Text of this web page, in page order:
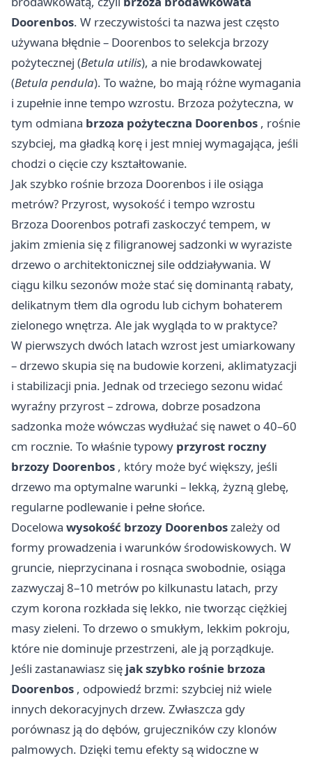
Doorenbos. W rzeczywistości ta nazwa jest często
używana błędnie – Doorenbos to selekcja brzozy
pożytecznej (Betula utilis), a nie brodawkowatej
(Betula pendula). To ważne, bo mają różne wymagania
i zupełnie inne tempo wzrostu. Brzoza pożyteczna, w
tym odmiana brzoza pożyteczna Doorenbos , rośnie
szybciej, ma gładką korę i jest mniej wymagająca, jeśli
chodzi o cięcie czy kształtowanie.
Jak szybko rośnie brzoza Doorenbos i ile osiąga
metrów? Przyrost, wysokość i tempo wzrostu
Brzoza Doorenbos potrafi zaskoczyć tempem, w
jakim zmienia się z filigranowej sadzonki w wyraziste
drzewo o architektonicznej sile oddziaływania. W
ciągu kilku sezonów może stać się dominantą rabaty,
delikatnym tłem dla ogrodu lub cichym bohaterem
zielonego wnętrza. Ale jak wygląda to w praktyce?
W pierwszych dwóch latach wzrost jest umiarkowany
– drzewo skupia się na budowie korzeni, aklimatyzacji
i stabilizacji pnia. Jednak od trzeciego sezonu widać
wyraźny przyrost – zdrowa, dobrze posadzona
sadzonka może wówczas wydłużać się nawet o 40–60
cm rocznie. To właśnie typowy przyrost roczny
brzozy Doorenbos , który może być większy, jeśli
drzewo ma optymalne warunki – lekką, żyzną glebę,
regularne podlewanie i pełne słońce.
Docelowa wysokość brzozy Doorenbos zależy od
formy prowadzenia i warunków środowiskowych. W
gruncie, nieprzycinana i rosnąca swobodnie, osiąga
zazwyczaj 8–10 metrów po kilkunastu latach, przy
czym korona rozkłada się lekko, nie tworząc ciężkiej
masy zieleni. To drzewo o smukłym, lekkim pokroju,
które nie dominuje przestrzeni, ale ją porządkuje.
Jeśli zastanawiasz się jak szybko rośnie brzoza
Doorenbos , odpowiedź brzmi: szybciej niż wiele
innych dekoracyjnych drzew. Zwłaszcza gdy
porównasz ją do dębów, grujeczników czy klonów
palmowych. Dzięki temu efekty są widoczne w